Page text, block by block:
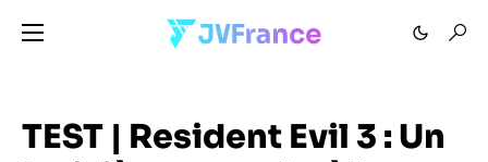
TEST | Resident Evil 3 : Un